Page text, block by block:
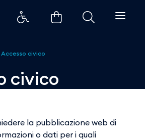
- Aeroporti di
Accesso civico
civico
la pubblicazione web di
o dati per i quali